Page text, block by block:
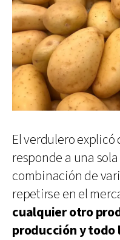
El verdulero
responde a una
combinación de
repetirse en el
cualquier otro
producción y todo